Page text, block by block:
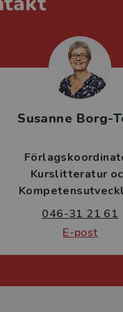
Susanne Borg-
Kurslitteratur
046-31 21 61
E-post